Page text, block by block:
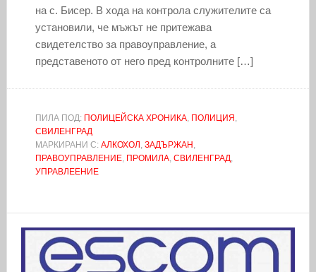
на с. Бисер. В хода на контрола служителите са
установили, че мъжът не притежава
свидетелство за правоуправление, а
представеното от него пред контролните […]
ПИЛА ПОД: ПОЛИЦЕЙСКА ХРОНИКА, ПОЛИЦИЯ ,
СВИЛЕНГРАД
МАРКИРАНИ С: АЛКОХОЛ , ЗАДЪРЖАН ,
ПРАВОУПРАВЛЕНИЕ, ПРОМИЛА, СВИЛЕНГРАД,
УПРАВЛЕЕНИЕ